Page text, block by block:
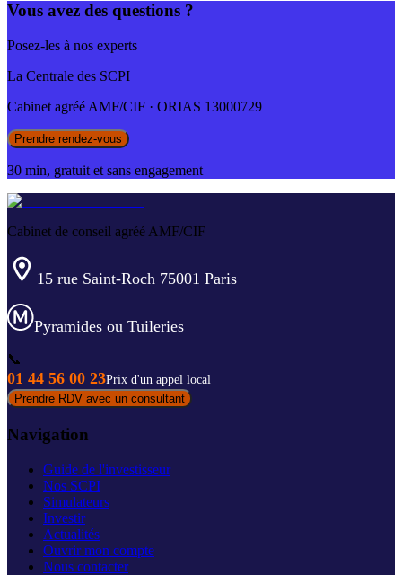
Vous avez des questions ?
Posez-les à nos experts
La Centrale des SCPI
Cabinet agréé AMF/CIF · ORIAS 13000729
Prendre rendez-vous
30 min, gratuit et sans engagement
Cabinet de conseil agréé AMF/CIF
15 rue Saint-Roch 75001 Paris
Pyramides ou Tuileries
📞
01 44 56 00 23Prix d'un appel local
Prendre RDV avec un consultant
Navigation
Guide de l'investisseur
Nos SCPI
Simulateurs
Investir
Actualités
Ouvrir mon compte
Nous contacter